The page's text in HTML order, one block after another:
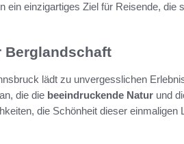
ein einzigartiges Ziel für Reisende, die
Berglandschaft
lädt zu unvergesslichen
an, die die beeindruckende Natur und
die Schönheit dieser